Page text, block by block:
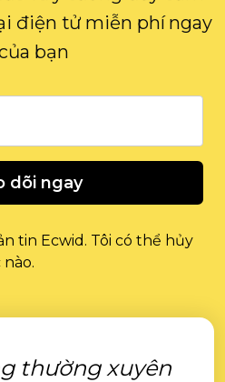
điện tử miễn phí ngay
bạn
dõi ngay
tin Ecwid. Tôi có thể hủy
thường xuyên